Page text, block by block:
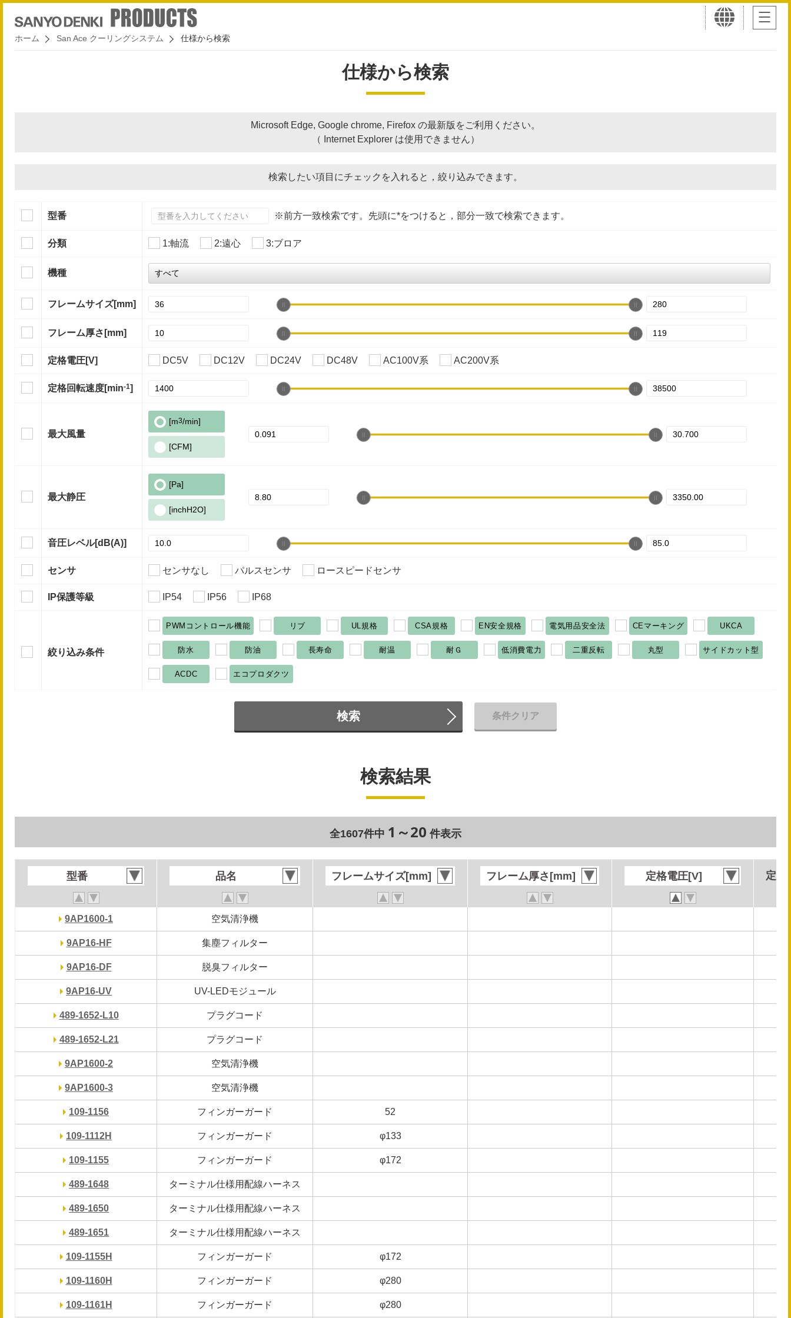
ホーム San Ace クーリングシステム 仕様から検索
仕様から検索
Microsoft Edge, Google chrome, Firefox の最新版をご利用ください。
（ Internet Explorer は使用できません）
検索したい項目にチェックを入れると， 絞り込みできます。
型番 ※前方一致検索です。先頭に*をつけると，部分一致で検索できます。
分類 1:軸流 2:遠心 3:ブロア
機種
フレームサイズ[mm]
フレーム厚さ [mm]
定格電圧[V] DC5V DC12V DC24V DC48V AC100V系 AC200V系
定格回転速度[min-1]
最大風量
[m3/min]
[CFM]
最大静圧
[Pa]
[inchH2O]
音圧レベル[dB(A)]
センサ センサなし パルスセンサ ロースピードセンサ
IP保護等級 IP54 IP56 IP68
絞り込み条件
PWMコントロール機能 リブ UL規格 CSA規格 EN安全規格 電気用品安全法 CEマーキング UKCA
防水 防油 長寿命 耐温 耐Ｇ 低消費電力 二重反転 丸型 サイドカット型
ACDC エコプロダクツ
検索 条件クリア
検索結果
全1607件中 1～20 件表示
型番 品名 フレームサイズ[mm] フレーム厚さ[mm] 定格電圧[V] 定格
9AP1600-1 空気清浄機
9AP16-HF 集塵フィルター
9AP16-DF 脱臭フィルター
9AP16-UV UV-LEDモジュール
489-1652-L10 プラグコード
489-1652-L21 プラグコード
9AP1600-2 空気清浄機
9AP1600-3 空気清浄機
109-1156 フィンガーガード 52
109-1112H フィンガーガード φ133
109-1155 フィンガーガード φ172
489-1648 ターミナル仕様用配線ハーネス
489-1650 ターミナル仕様用配線ハーネス
489-1651 ターミナル仕様用配線ハーネス
109-1155H フィンガーガード φ172
109-1160H フィンガーガード φ280
109-1161H フィンガーガード φ280
型番 品名 フレームサイズ[mm] フレーム厚さ[mm] 定格電圧[V] 定格
9AP1600-1 空気清浄機
9AP16-HF 集塵フィルター
9AP16-DF 脱臭フィルター
9AP16-UV UV-LEDモジュール
489-1652-L10 プラグコード
489-1652-L21 プラグコード
9AP1600-2 空気清浄機
9AP1600-3 空気清浄機
109-1156 フィンガーガード 52
109-1112H フィンガーガード φ133
109-1155 フィンガーガード φ172
489-1648 ターミナル仕様用配線ハーネス
489-1650 ターミナル仕様用配線ハーネス
489-1651 ターミナル仕様用配線ハーネス
109-1155H フィンガーガード φ172
109-1160H フィンガーガード φ280
109-1161H フィンガーガード φ280